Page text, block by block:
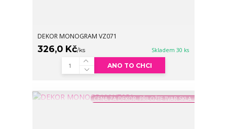
DEKOR MONOGRAM VZ071
326,0 Kč/ks Skladem 30 ks
ANO TO CHCI
CENA ZA DEKOR, PŘILOŽTE TVAR SKLA